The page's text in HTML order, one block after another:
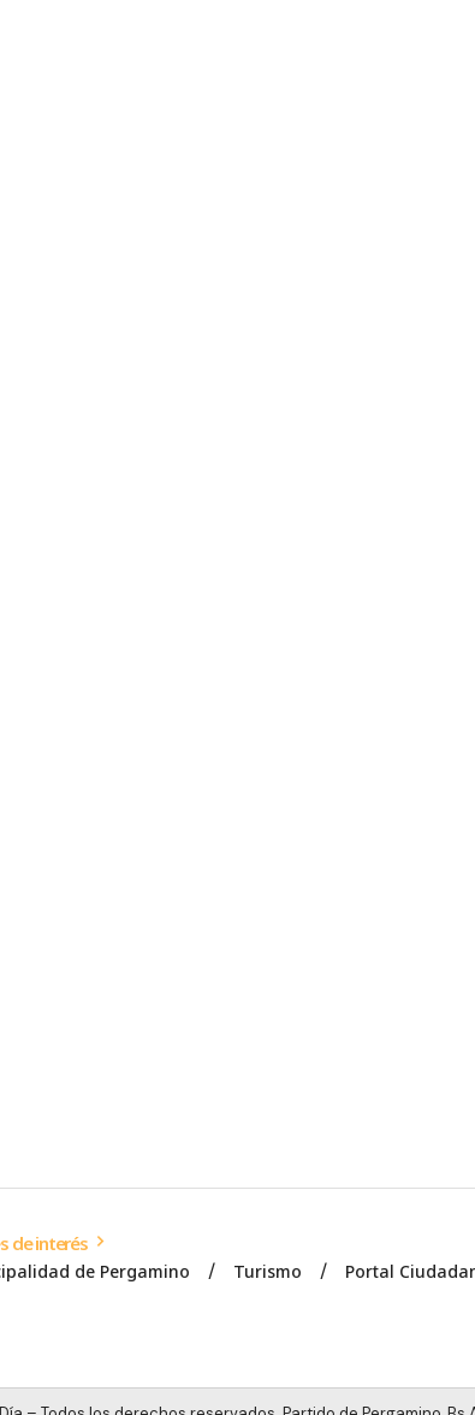
de interés
de Pergamino Turismo Portal